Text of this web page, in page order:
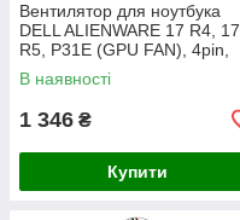
Вентилятор для ноутбука
DELL ALIENWARE 17 R4, 17
R5, P31E (GPU FAN), 4pin,
DC 5V 0.4A (Y0DM6)
(MG75090V1-C070-S9A)
В наявності
1 346 ₴
Купити